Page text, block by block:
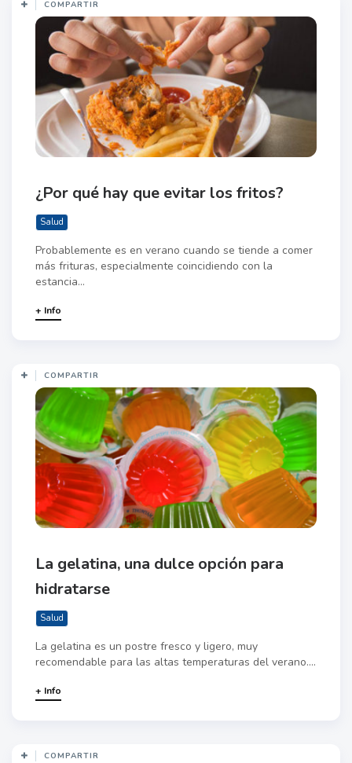
COMPARTIR
¿Por qué hay que evitar los fritos?
Salud
Probablemente es en verano cuando se tiende a comer
más frituras, especialmente coincidiendo con la
estancia...
+ Info
COMPARTIR
La gelatina, una dulce opción para
hidratarse
Salud
La gelatina es un postre fresco y ligero, muy
recomendable para las altas temperaturas del verano....
+ Info
COMPARTIR